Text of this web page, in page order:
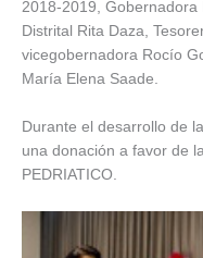
2018-2019,
Distrital Rita Daza,
vicegobernadora Rocío
María Elena Saade.
Durante el desarrollo de
una donación a favor de
PEDRIATICO.